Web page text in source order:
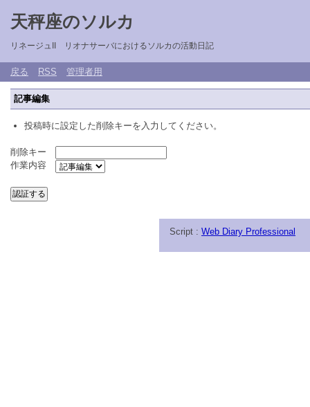
天秤座のソルカ
リネージュII リオナサーバにおけるソルカの活動日記
戻る RSS 管理者用
記事編集
投稿時に設定した削除キーを入力してください。
削除キー
作業内容
Script : Web Diary Professional